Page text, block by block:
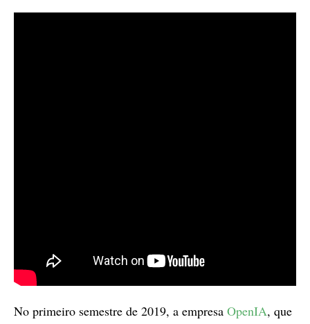
No primeiro semestre de 2019, a empresa OpenIA, que